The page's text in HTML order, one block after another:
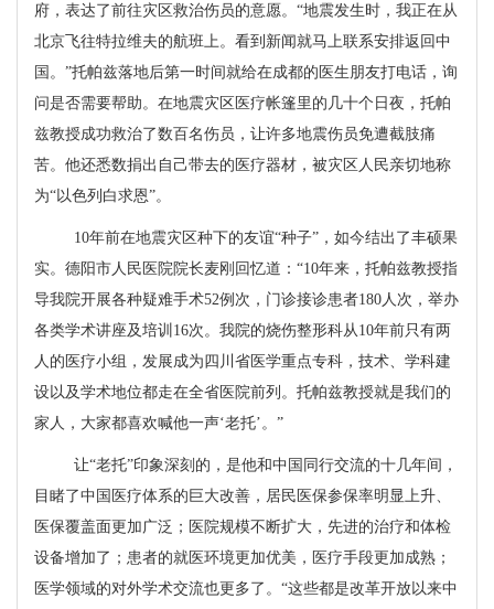
府，表达了前往灾区救治伤员的意愿。“地震发生时，我正在从
北京飞往特拉维夫的航班上。看到新闻就马上联系安排返回中
国。”托帕兹落地后第一时间就给在成都的医生朋友打电话，询
问是否需要帮助。在地震灾区医疗帐篷里的几十个日夜，托帕
兹教授成功救治了数百名伤员，让许多地震伤员免遭截肢痛
苦。他还悉数捐出自己带去的医疗器材，被灾区人民亲切地称
为“以色列白求恩”。
10年前在地震灾区种下的友谊“种子”，如今结出了丰硕果
实。德阳市人民医院院长麦刚回忆道：“10年来，托帕兹教授指
导我院开展各种疑难手术52例次，门诊接诊患者180 人次，举办
各类学术讲座及培训 16次。我院的烧伤整形科从 10年前只有两
人的医疗小组，发展成为四川省医学重点专科，技术、学科建
设以及学术地位都走在全省医院前列。托帕兹教授就是我们的
家人，大家都喜欢喊他一声‘老托’。”
让“老托”印象深刻的，是他和中国同行交流的十几年间，
目睹了中国医疗体系的巨大改善，居民医保参保率明显上升、
医保覆盖面更加广泛；医院规模不断扩大，先进的治疗和体检
设备增加了；患者的就医环境更加优美，医疗手段更加成熟；
医学领域的对外学术交流也更多了。“这些都是改革开放以来中